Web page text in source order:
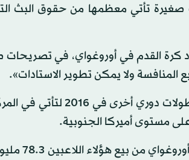
صغيرة تأتي معظمها من حقوق البث
كرة القدم في أوروغواي، في تصريحات
ولا يمكن تطوير الاستادات».
وصدرت أوروغواي 264
مستوى أميركا الجنوبية.
وبلغ